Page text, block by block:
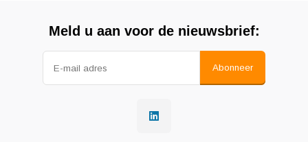
Meld u aan voor de nieuwsbrief:
Abonneer